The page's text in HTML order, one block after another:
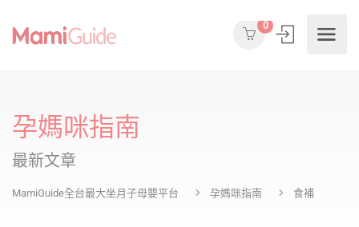
0
孕媽咪指南
最新文章
MamiGuide全台最大坐月子母嬰平台 孕媽咪指南 食補